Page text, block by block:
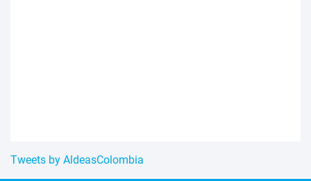
Tweets by AldeasColombia